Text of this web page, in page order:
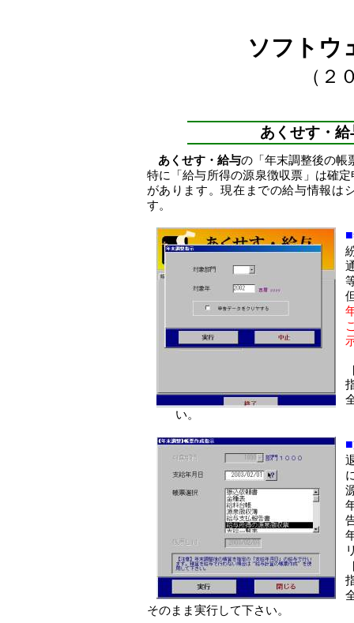
ソフトウ
（２
あくせす・給
あくせす・給与の「年末調整後の帳
特に「給与所得の源泉徴収票」は確
があります。現在までの給与情報は
す。
■
い。
そのまま実行して下さい。